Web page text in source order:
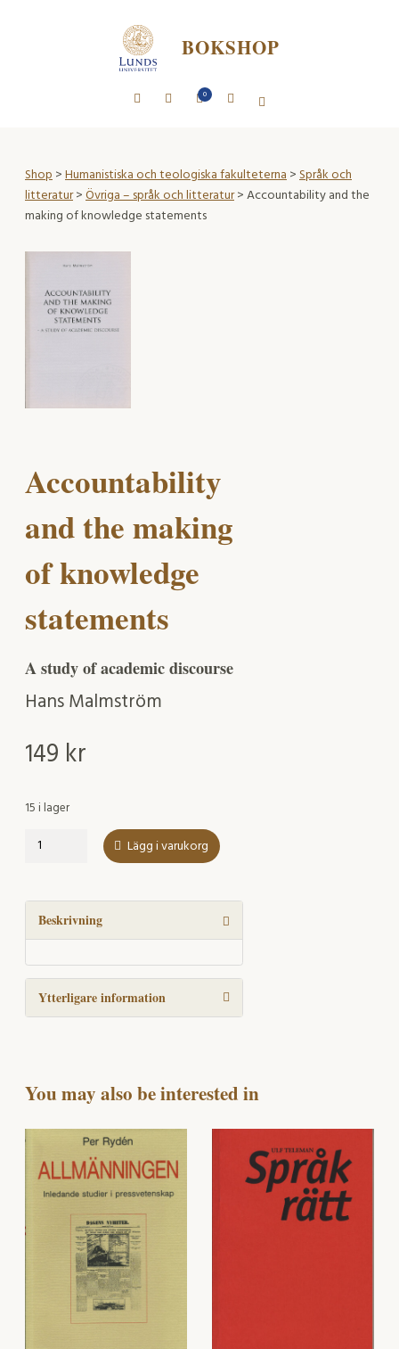
BOKSHOP
0
Shop>Humanistiska och teologiska fakulteterna>Språk och
litteratur>Övriga – språk och litteratur> Accountability and the
making of knowledge statements
Accountability
and the making
of knowledge
statements
A study of academic discourse
Hans Malmström
149 kr
15 i lager
Accountability
making
knowledge
statements
mängd
Lägg i varukorg
Beskrivning
Ytterligare information
You may also be interested in